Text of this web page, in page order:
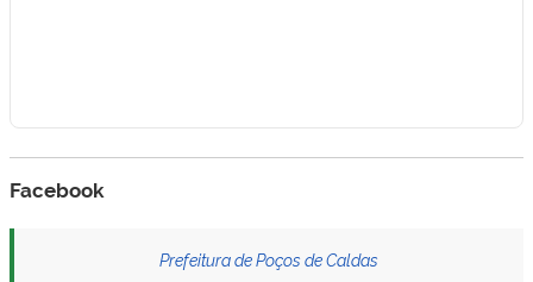
Facebook
Prefeitura de Poços de Caldas